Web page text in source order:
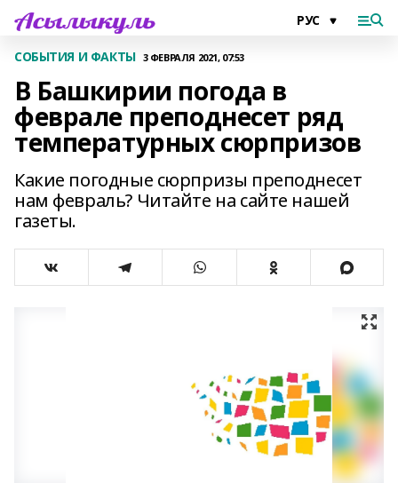
СОБЫТИЯ И ФАКТЫ 3 ФЕВРАЛЯ 2021, 07:53
В Башкирии погода в
феврале преподнесет ряд
температурных сюрпризов
Какие погодные сюрпризы преподнесет
нам февраль? Читайте на сайте нашей
газеты.